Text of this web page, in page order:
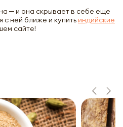
─ и она скрывает в себе еще
с ней ближе и купить индийские
сайте!